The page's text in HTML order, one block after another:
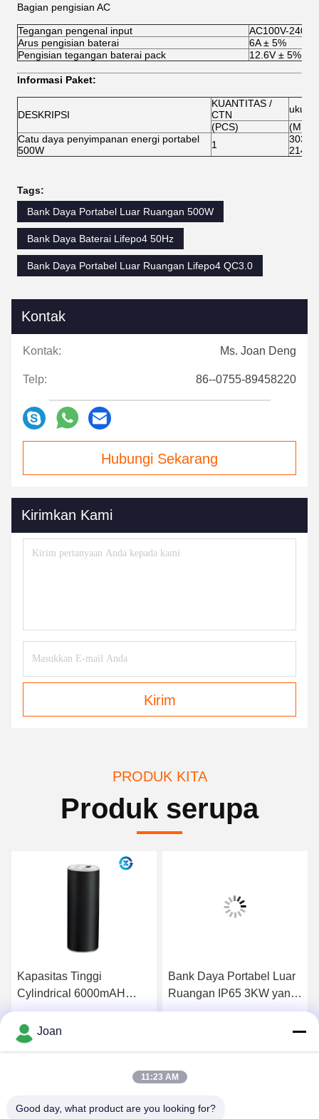
Bagian pengisian AC
Tegangan pengenal input
AC100V-240V
Arus pengisian baterai
6A ± 5%
Pengisian tegangan baterai pack
12.6V ± 5%
Informasi Paket:
DESKRIPSI
KUANTITAS /
CTN
(PCS)
(MM)
Catu daya penyimpanan energi portabel
500W
1
303 *
Tags:
Bank Daya Portabel Luar Ruangan 500W
Bank Daya Baterai Lifepo4 50Hz
Bank Daya Portabel Luar Ruangan Lifepo4 QC3.0
Kontak
Kontak: Ms. Joan Deng
Telp: 86--0755-89458220
Hubungi Sekarang
Kirimkan Kami
Kirim
PRODUK KITA
Produk serupa
Kapasitas Tinggi
Cylindrical 6000mAH
Outdoor Portable Power
Bank
Dapatkan Harga Terbaik
Bank Daya Portabel Luar
Ruangan IP65 3KW yang
dapat diisi ulang
Dapatkan Harga Terbaik
Joan
11:23 AM
Good day, what product are you looking for?